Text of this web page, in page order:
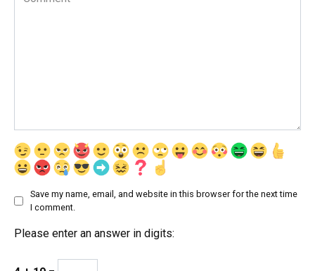
Save my name, email, and website in this browser for the next time
I comment.
Please enter an answer in digits: